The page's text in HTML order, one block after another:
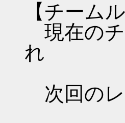
【チーム
現在のチ
れ
次回のレ